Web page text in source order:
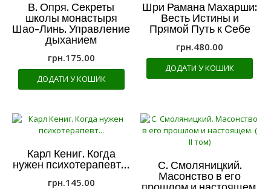
В. Опря. Секреты
школы монастыря
Шао-Линь. Управление
дыханием
грн.175.00
ДОДАТИ У КОШИК
Шри Рамана Махарши:
Весть Истины и
Прямой Путь к Себе
грн.480.00
ДОДАТИ У КОШИК
Карл Кениг. Когда
нужен психотерапевт…
грн.145.00
С. Смоляницкий.
Масонство в его